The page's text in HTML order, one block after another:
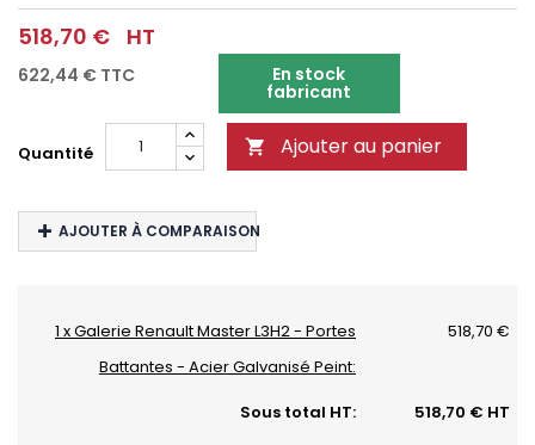
518,70 € HT
622,44 € TTC En stock
fabricant
Quantité  Ajouter au panier
AJOUTER À COMPARAISON
1 x Galerie Renault Master L3H2 - Portes
Battantes - Acier Galvanisé Peint:
518,70 €
Sous total HT:
518,70 € HT